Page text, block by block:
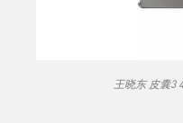
王晓东 皮囊3